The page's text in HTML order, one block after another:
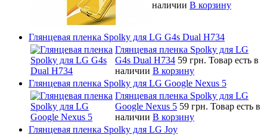
наличии В корзину
Глянцевая пленка Spolky для LG G4s Dual H734
Глянцевая пленка Spolky для LG
G4s Dual H734 59 грн. Товар есть в
наличии В корзину
Глянцевая пленка Spolky для LG Google Nexus 5
Глянцевая пленка Spolky для LG
Google Nexus 5 59 грн. Товар есть в
наличии В корзину
Глянцевая пленка Spolky для LG Joy